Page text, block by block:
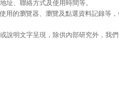
、聯絡方式及使用時間等。
的瀏覽器、瀏覽及點選資料記錄等
明文字呈現，除供內部研究外，我